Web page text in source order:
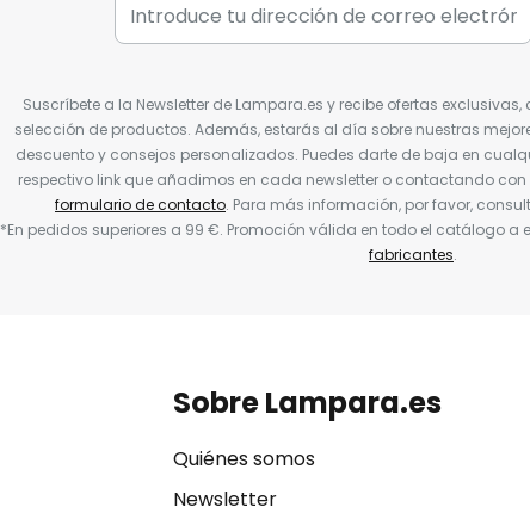
Suscríbete a la Newsletter de Lampara.es y recibe ofertas
selección de productos. Además, estarás al día sobre nuestras
descuento y consejos personalizados. Puedes darte de baja en
respectivo link que añadimos en cada newsletter o contactando
formulario de contacto. Para más información, por favor,
*En pedidos superiores a 99 €. Promoción válida en todo el catálogo a
fabricantes.
Sobre Lampara.es
Quiénes somos
Newsletter